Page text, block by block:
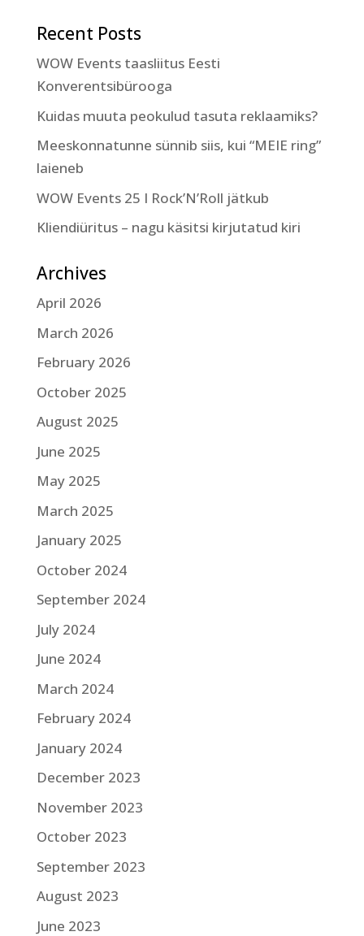
Recent Posts
WOW Events taasliitus Eesti
Konverentsibürooga
Kuidas muuta peokulud tasuta reklaamiks?
Meeskonnatunne sünnib siis, kui “MEIE ring”
laieneb
WOW Events 25 I Rock’N’Roll jätkub
Kliendiüritus – nagu käsitsi kirjutatud kiri
Archives
April 2026
March 2026
February 2026
October 2025
August 2025
June 2025
May 2025
March 2025
January 2025
October 2024
September 2024
July 2024
June 2024
March 2024
February 2024
January 2024
December 2023
November 2023
October 2023
September 2023
August 2023
June 2023